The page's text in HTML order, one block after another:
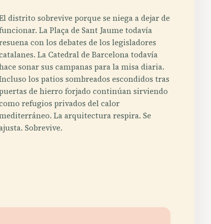
distrito sobrevive porque se niega a dejar de
La Plaça de Sant Jaume todavía
con los debates de los legisladores
La Catedral de Barcelona todavía
sonar sus campanas para la misa diaria.
los patios sombreados escondidos tras
de hierro forjado continúan sirviendo
refugios privados del calor
La arquitectura respira. Se
Sobrevive.